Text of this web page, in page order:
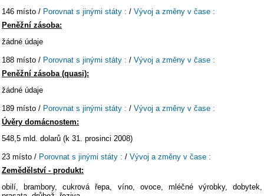
146 místo / Porovnat s jinými státy : / Vývoj a změny v čase :
Peněžní zásoba:
žádné údaje
188 místo / Porovnat s jinými státy : / Vývoj a změny v čase :
Peněžní zásoba (quasi):
žádné údaje
189 místo / Porovnat s jinými státy : / Vývoj a změny v čase :
Úvěry domácnostem:
548,5 mld. dolarů (k 31. prosinci 2008)
23 místo / Porovnat s jinými státy : / Vývoj a změny v čase :
Zemědělství - produkt:
obilí, brambory, cukrová řepa, víno, ovoce, mléčné výrobky, dobytek,